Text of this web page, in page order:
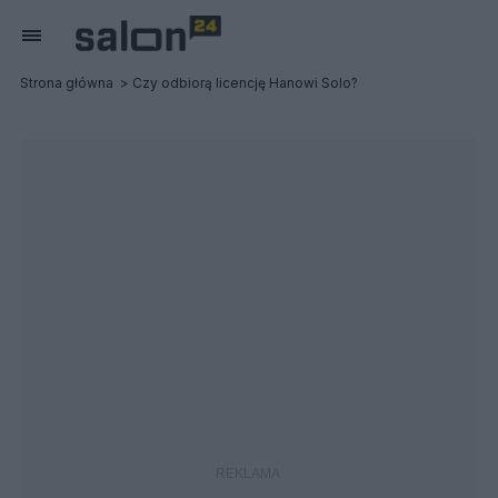
Strona główna Czy odbiorą licencję Hanowi Solo?